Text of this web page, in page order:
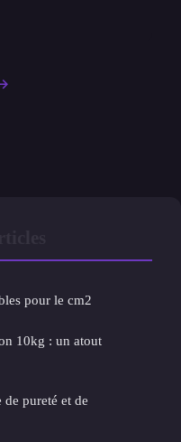
pour le cm2
10kg : un atout
pureté et de